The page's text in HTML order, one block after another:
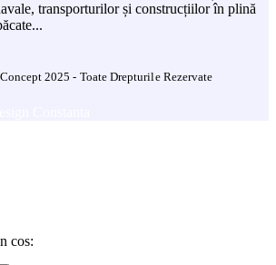
transporturilor și construcțiilor în plină
2025 - Toate Drepturile Rezervate
cos: